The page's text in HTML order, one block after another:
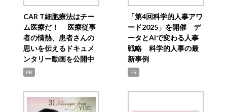
CAR T細胞療法はチー
ム医療だ！ 医療従事
者の情熱、患者さんの
思いを伝えるドキュメ
ンタリー動画を公開中
PR
「第4回科学的人事アワ
ード2025」を開催 デ
ータとAIで変わる人事
戦略 科学的人事の最
新事例
PR